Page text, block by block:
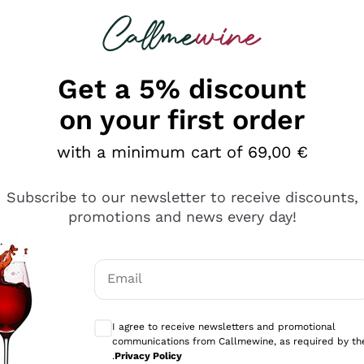
looking for
diversi e con un ampio range di prezzo. Le
Get a 5% discount
on your first order
with a minimum cart of 69,00 €
Subscribe to our newsletter to receive discounts,
promotions and news every day!
Email
I agree to receive newsletters and promotional
communications from Callmewine, as required by
.Privacy Policy